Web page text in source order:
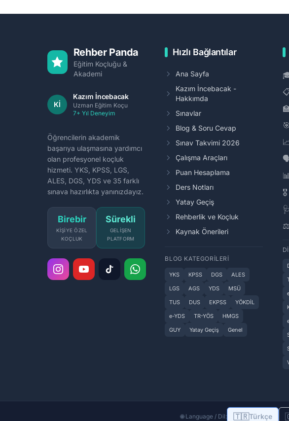
Rehber Panda
Eğitim Koçluğu &
Akademi
Kİ
Kazım İncebacak
Uzman Eğitim Koçu
7+ Yıl Deneyim
Öğrencilerin akademik
başarıya ulaşmasına yardımcı
olan profesyonel koçluk
hizmeti. YKS, KPSS, LGS,
ALES, DGS, YDS ve 35 farklı
sınava hazırlıkta yanınızdayız.
Birebir
KIŞIYE ÖZEL
KOÇLUK
Sürekli
GELIŞEN
PLATFORM
Hızlı Bağlantılar
Ana Sayfa
Kazım İncebacak -
Hakkımda
Sınavlar
Blog & Soru Cevap
Sınav Takvimi 2026
Çalışma Araçları
Puan Hesaplama
Ders Notları
Yatay Geçiş
Rehberlik ve Koçluk
Kaynak Önerileri
BLOG KATEGORILERI
YKS KPSS DGS
ALES
LGS
AGS YDS
MSÜ
TUS
DUS EKPSS
YÖKDİL
e-YDS
TR-YÖS
HMGS
GUY
Yatay Geçiş Genel
🏫
🎯
🎖️
🩺
⚖️
🌐 Language / Dil: 🇹🇷Türkçe